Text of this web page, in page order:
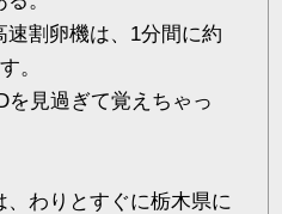
割卵機は、1分間に約
。
を見過ぎて覚えちゃっ
、わりとすぐに栃木県に